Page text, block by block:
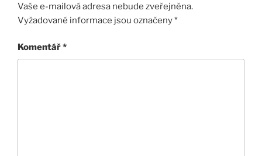
Vaše e-mailová adresa nebude zveřejněna.
Vyžadované informace jsou označeny*
Komentář*